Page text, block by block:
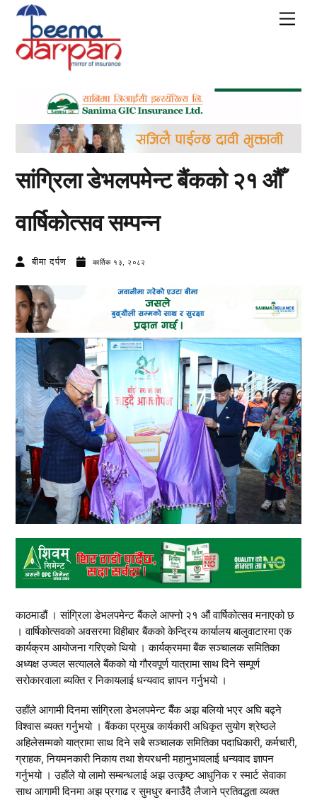
Skip
content
सांग्रिला डेभलपमेन्ट बैंकको २१ औँ
वार्षिकोत्सव सम्पन्न
बीमा दर्पण कार्तिक १३, २०८२
काठमाडौं । सांग्रिला डेभलपमेन्ट बैंकले आफ्नो २१ औं वार्षिकोत्सव मनाएको छ
। वार्षिकोत्सवको अवसरमा विहीबार बैंकको केन्द्रिय कार्यालय बालुवाटारमा एक
कार्यक्रम आयोजना गरिएको थियो । कार्यक्रममा बैंक सञ्चालक समितिका
अध्यक्ष उज्वल सत्यालले बैंकको यो गौरवपूर्ण यात्रामा साथ दिने सम्पूर्ण
सरोकारवाला ब्यक्ति र निकायलाई धन्यवाद ज्ञापन गर्नुभयो ।
उहाँले आगामी दिनमा सांग्रिला डेभलपमेन्ट बैँक अझ बलियो भएर अघि बढ्ने
विश्वास ब्यक्त गर्नुभयो । बैंकका प्रमुख कार्यकारी अधिकृत सुयोग श्रेष्ठले
अहिलेसम्मको यात्रामा साथ दिने सबै सञ्चालक समितिका पदाधिकारी, कर्मचारी,
ग्राहक, नियमनकारी निकाय तथा शेयरधनी महानुभावलाई धन्यवाद ज्ञापन
गर्नुभयो । उहाँले यो लामो सम्बन्धलाई अझ उत्कृष्ट आधुनिक र स्मार्ट सेवाका
साथ आगामी दिनमा अझ प्रगाढ र सुमधुर बनाउँदै लैजाने प्रतिवद्धता व्यक्त